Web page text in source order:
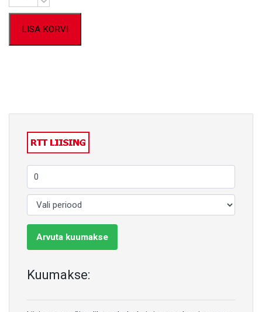
LISA KORVI
Arvuta kuumakse
Kuumakse: